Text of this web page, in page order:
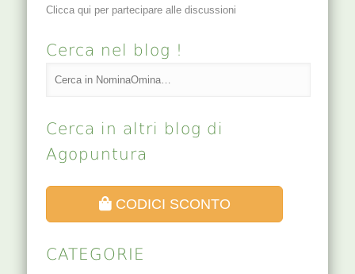
Clicca qui per partecipare alle discussioni
Cerca nel blog !
Cerca in altri blog di
Agopuntura
CODICI SCONTO
CATEGORIE